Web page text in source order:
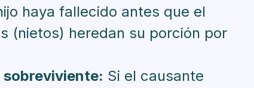
haya fallecido antes que el
(nietos) heredan su porción por
Si el causante